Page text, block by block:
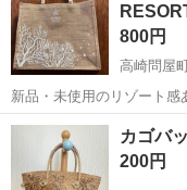
800円
高崎問屋
新品・未使用のリゾート感
は、素人計測の平置きで、
11cm、全体高さ約52cmで
ロゴのあ...
群馬 高崎市 高崎
カゴ
200円